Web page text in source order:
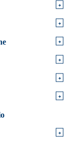
+
+
+
+
+
+
+